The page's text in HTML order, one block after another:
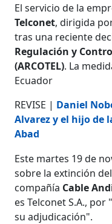
El servicio de la
Telconet, dirigida
tras una reciente
Regulación y
(ARCOTEL). La
Ecuador
REVISE | Daniel
Alvarez y el hijo de
Abad
Este martes 19 de
sobre la extinción
compañía Cable
es Telconet S.A., por "
su adjudicación".